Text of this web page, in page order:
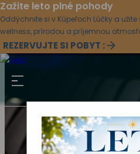
Zažite leto plné pohody
Oddýchnite si v Kúpeľoch Lúčky a
wellness, prírodou a príjemnou
REZERVUJTE SI POBYT :